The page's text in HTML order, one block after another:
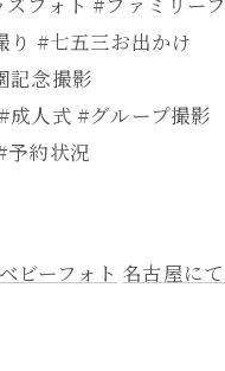
り #七五三お出かけ
記念撮影
人式 #グループ撮影
予約状況
ビーフォト 名古屋に